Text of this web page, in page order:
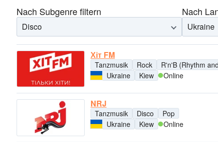
Nach Subgenre filtern
Disco
Nach
Ukraine
Хіт FM
Tanzmusik Rock
R'n'B (Rhythm
Ukraine
Kiew Online
NRJ
Tanzmusik Disco
Pop
Ukraine
Kiew Online